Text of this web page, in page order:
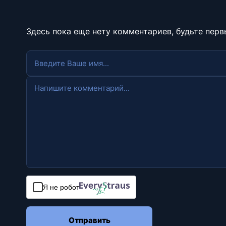
Здесь пока еще нету комментариев, будьте
Я не робот
Отправить